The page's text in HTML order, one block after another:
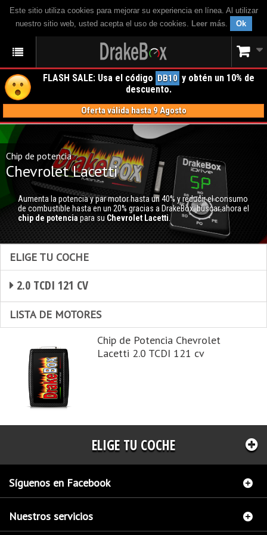
Este sitio utiliza cookies para mejorar su experiencia en línea. Al utilizar
nuestro sitio web, usted acepta el uso de cookies. Leer más. Ok
FLASH SALE: Usa el código DB10 y obtén un 10% de
descuento.
Oferta válida hasta 9 Agosto
Chip de potencia
Chevrolet Lacetti
Aumenta la potencia y par motor hasta un 40% y reducir el consumo
de combustible hasta en un 20% gracias a DrakeBox; buscar ahora el
chip de potencia para su Chevrolet Lacetti
ELIGE TU COCHE
2.0 TCDI 121 CV
LISTA DE MOTORES
Chip de Potencia Chevrolet
Lacetti 2.0 TCDI 121 cv
ELIGE TU COCHE
Síguenos en Facebook
Nuestros servicios